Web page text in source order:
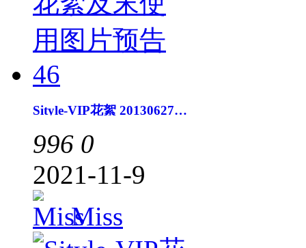
Sityle-VIP花絮 20130627花絮及末使用图片预告46
996 0
2021-11-9
Miss